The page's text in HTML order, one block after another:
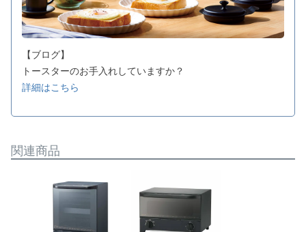
【ブログ】
トースターのお手入れしていますか？
詳細はこちら
関連商品